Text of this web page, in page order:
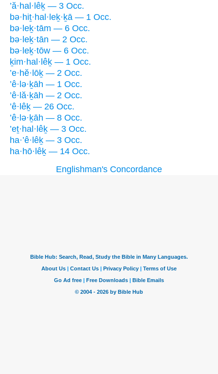
’ă·hal·lêḵ — 3 Occ.
bə·hiṯ·hal·leḵ·ḵā — 1 Occ.
bə·leḵ·tām — 6 Occ.
bə·leḵ·tān — 2 Occ.
bə·leḵ·tōw — 6 Occ.
ḵim·hal·lêḵ — 1 Occ.
’e·hĕ·lōḵ — 2 Occ.
’ê·lə·ḵāh — 1 Occ.
’ê·lă·ḵāh — 2 Occ.
’ê·lêḵ — 26 Occ.
’ê·lə·ḵāh — 8 Occ.
’eṯ·hal·lêḵ — 3 Occ.
ha·’ê·lêḵ — 3 Occ.
ha·hō·lêḵ — 14 Occ.
Englishman's Concordance